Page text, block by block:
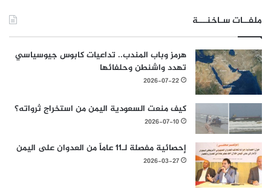
ملفــات سـاخنـــة
هرمز وباب المندب.. تداعيات كابوس جيوسياسي
تهدد واشنطن وحلفائها
2026-07-22
كيف منعت السعودية اليمن من استخراج ثرواته؟
2026-07-10
إحصائية مفصلة لـ11 عاماً من العدوان على اليمن
2026-03-27